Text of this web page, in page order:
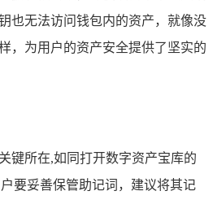
也无法访问钱包内的资产，就像没
，为用户的资产安全提供了坚实的
键所在,如同打开数字资产宝库的
要妥善保管助记词，建议将其记